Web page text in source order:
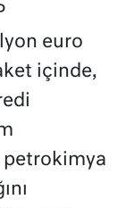
euro
içinde,
petrokimya